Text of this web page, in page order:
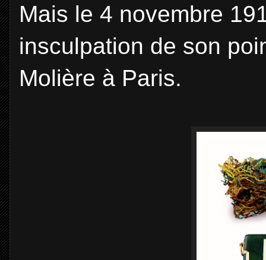
Mais le 4 novembre
insculpation de son
Molière à Paris.